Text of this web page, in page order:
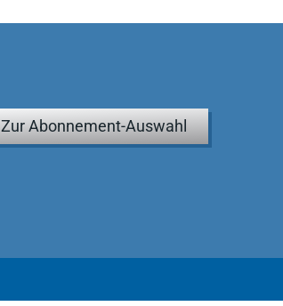
Zur Abonnement-Auswahl